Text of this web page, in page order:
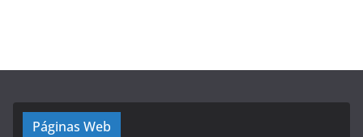
Páginas Web